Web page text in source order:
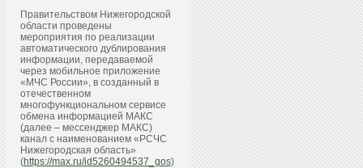
Правительством Нижегородской
области проведены
мероприятия по реализации
автоматического дублирования
информации, передаваемой
через мобильное приложение
«МЧС России», в созданный в
отечественном
многофункциональном сервисе
обмена информацией МАКС
(далее – мессенджер МАКС)
канал с наименованием «РСЧС
Нижегородская область»
(https://max.ru/id5260494537_gos)